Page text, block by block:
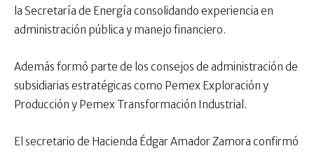
la Secretaría de Energía consolidando experiencia en
administración pública y manejo financiero.
Además formó parte de los consejos de administración de
subsidiarias estratégicas como Pemex Exploración y
Producción y Pemex Transformación Industrial.
El secretario de Hacienda Édgar Amador Zamora confirmó